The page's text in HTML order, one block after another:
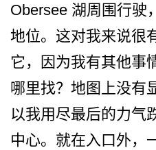
Obersee 湖周围行驶
地位。这对我来说很
它，因为我­有其他事
哪里找？地图上没有
以我用尽最后的力气
中心。就在入口外，